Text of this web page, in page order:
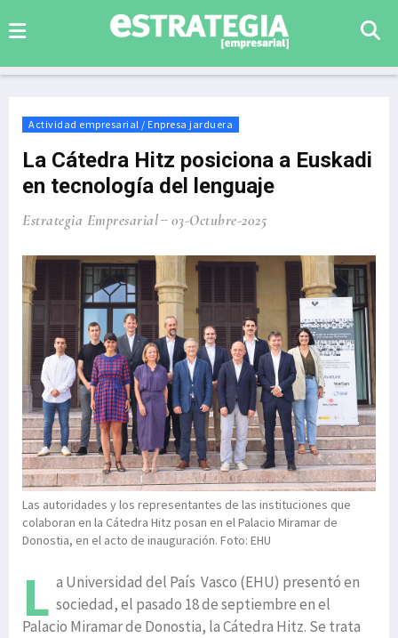
Actividad empresarial / Enpresa jarduera
La Cátedra Hitz posiciona a Euskadi
en tecnología del lenguaje
Estrategia Empresarial 03-Octubre-2025
Las autoridades y los representantes de las instituciones que
colaboran en la Cátedra Hitz posan en el Palacio Miramar de
Donostia, en el acto de inauguración. Foto: EHU
L a Universidad del País Vasco (EHU) presentó en
sociedad, el pasado 18 de septiembre en el
Palacio Miramar de Donostia, la Cátedra Hitz. Se trata